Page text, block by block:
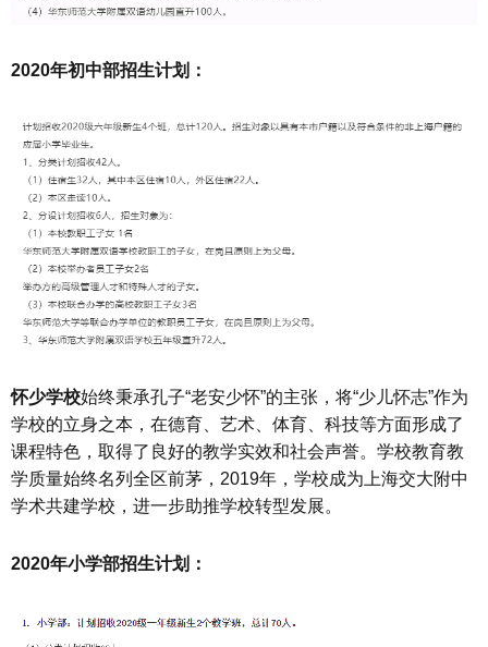
2020年初中部招生计划：
怀少学校始终秉承孔子“老安少怀”的主张，将“少儿怀志”作为
学校的立身之本，在德育、艺术、体育、科技等方面形成了
课程特色，取得了良好的教学实效和社会声誉。学校教育教
学质量始终名列全区前茅，2019年，学校成为上海交大附中
学术共建学校，进一步助推学校转型发展。
2020年小学部招生计划：